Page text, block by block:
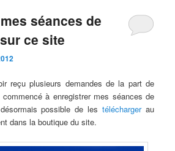
séances de
ce site
reçu plusieurs demandes de la part de
à enregistrer mes séances de
possible de lestéléchargerau
dans la boutique du site.